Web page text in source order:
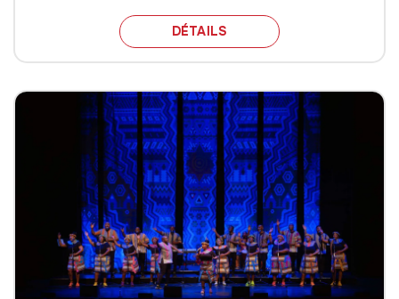
DÉTAILS DAN THOUIN TRIO |